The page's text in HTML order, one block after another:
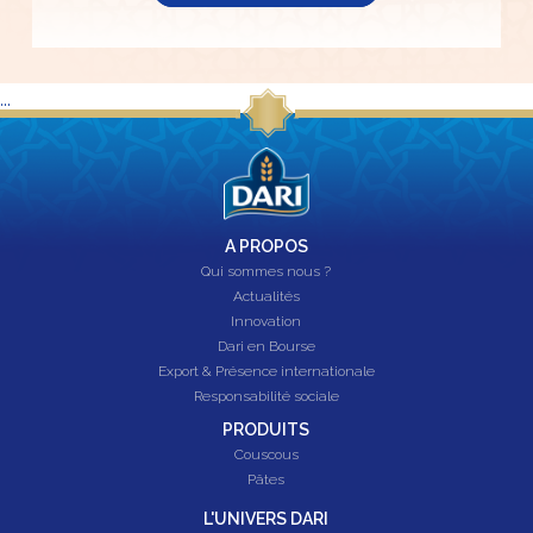
...
A PROPOS
Qui sommes nous ?
Actualités
Innovation
Dari en Bourse
Export & Présence internationale
Responsabilité sociale
PRODUITS
Couscous
Pâtes
L'UNIVERS DARI